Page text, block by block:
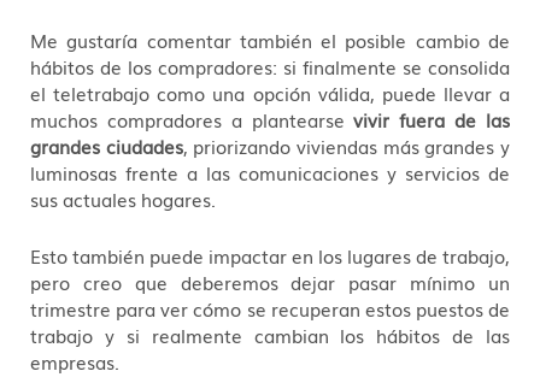
Me gustaría comentar también el posible cambio de
hábitos de los compradores: si finalmente se consolida
el teletrabajo como una opción válida, puede llevar a
muchos compradores a plantearsevivir fuera de las
grandes ciudades, priorizando viviendas más grandes y
luminosas frente a las comunicaciones y servicios de
sus actuales hogares.
Esto también puede impactar en los lugares de trabajo,
pero creo que deberemos dejar pasar mínimo un
trimestre para ver cómo se recuperan estos puestos de
trabajo y si realmente cambian los hábitos de las
empresas.